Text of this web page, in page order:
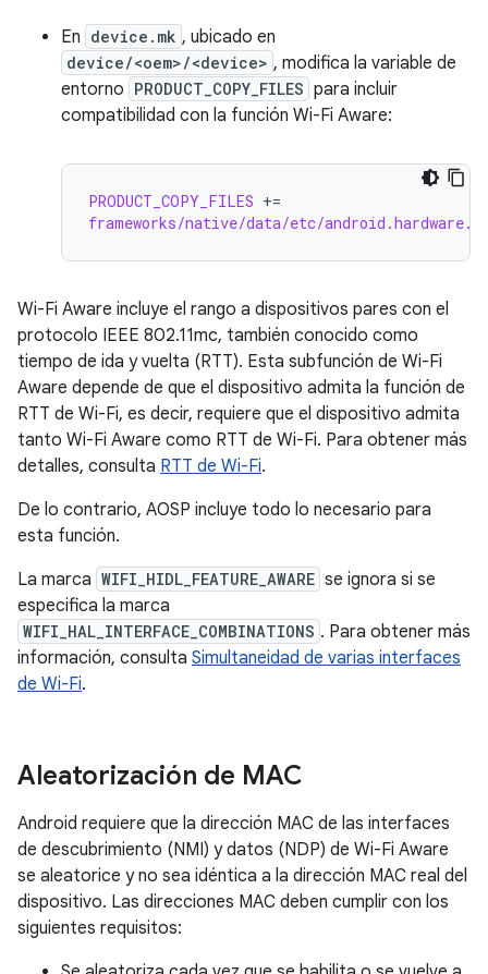
En device.mk , ubicado en
device/<oem>/<device> , modifica la variable de
entorno PRODUCT_COPY_FILES para incluir
compatibilidad con la función Wi-Fi Aware:
PRODUCT_COPY_FILES +=
frameworks/native/data/etc/
Wi-Fi Aware incluye el rango a dispositivos pares con el
protocolo IEEE 802.11mc, también conocido como
tiempo de ida y vuelta (RTT). Esta subfunción de Wi-Fi
Aware depende de que el dispositivo admita la función de
RTT de Wi-Fi, es decir, requiere que el dispositivo admita
tanto Wi-Fi Aware como RTT de Wi-Fi. Para obtener más
detalles, consulta RTT de Wi-Fi.
De lo contrario, AOSP incluye todo lo necesario para
esta función.
La marca WIFI_HIDL_FEATURE_AWARE se ignora si se
especifica la marca
WIFI_HAL_INTERFACE_COMBINATIONS . Para obtener más
información, consulta Simultaneidad de varias interfaces
de Wi-Fi.
Aleatorización de MAC
Android requiere que la dirección MAC de las interfaces
de descubrimiento (NMI) y datos (NDP) de Wi-Fi Aware
se aleatorice y no sea idéntica a la dirección MAC real del
dispositivo. Las direcciones MAC deben cumplir con los
siguientes requisitos: